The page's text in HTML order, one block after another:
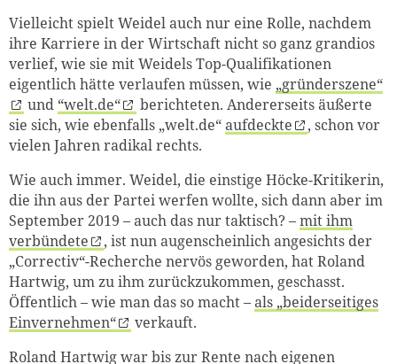
Vielleicht spielt Weidel auch nur eine Rolle, nachdem
ihre Karriere in der Wirtschaft nicht so ganz grandios
verlief, wie sie mit Weidels Top-Qualifikationen
eigentlich hätte verlaufen müssen, wie „gründerszene“
und “welt.de“
berichteten. Andererseits äußerte
sie sich, wie ebenfalls „welt.de“aufdeckte
, schon vor
vielen Jahren radikal rechts.
Wie auch immer. Weidel, die einstige Höcke-Kritikerin,
die ihn aus der Partei werfen wollte, sich dann aber im
September 2019 – auch das nur taktisch? –mit ihm
verbündete
, ist nun augenscheinlich angesichts der
„Correctiv“-Recherche nervös geworden, hat Roland
Hartwig, um zu ihm zurückzukommen, geschasst.
Öffentlich – wie man das so macht –als „beiderseitiges
Einvernehmen“
verkauft.
Roland Hartwig war bis zur Rente nach eigenen